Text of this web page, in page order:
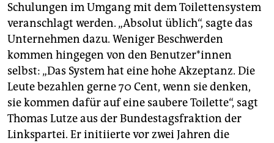
Schulungen im Umgang mit dem Toi­lettensystem
veranschlagt werden. „Absolut üblich“, sagte das
Unternehmen dazu. Weniger Beschwerden
kommen hingegen von den Benutzer*innen
selbst: „Das System hat eine hohe Akzeptanz. Die
Leute bezahlen gerne 70 Cent, wenn sie denken,
sie kommen dafür auf eine saubere Toilette“, sagt
Thomas Lutze aus der Bundestagsfraktion der
Linkspartei. Er initiierte vor zwei Jahren die